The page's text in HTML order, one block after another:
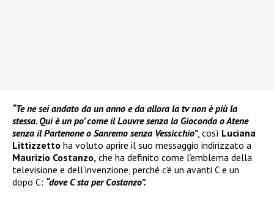
“Te ne sei andato da un anno e da allora la tv non è più la
stessa. Qui è un po’ come il Louvre senza la Gioconda o Atene
senza il Partenone o Sanremo senza Vessicchio”, così Luciana
Littizzetto ha voluto aprire il suo messaggio indirizzato a
Maurizio Costanzo, che ha definito come l’emblema della
televisione e dell’invenzione, perché c’è un avanti C e un
dopo C: “dove C sta per Costanzo”.